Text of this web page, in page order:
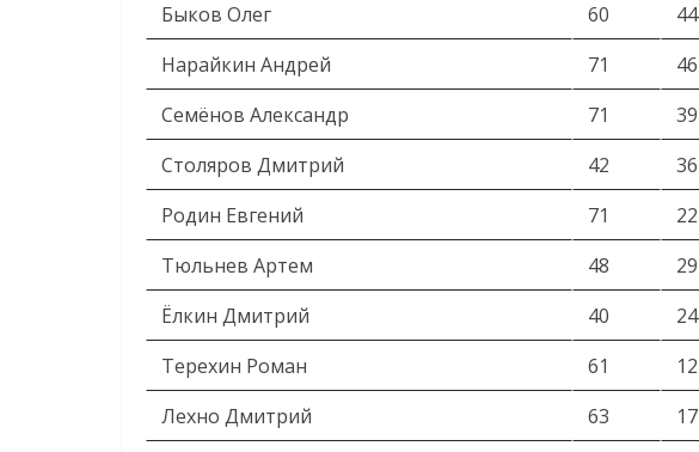
Быков Олег
60 44
Нарайкин Андрей
71 46
Семёнов Александр
71 39
Столяров Дмитрий
42 36
Родин Евгений
71 22
Тюльнев Артем
48 29
Ёлкин Дмитрий
40 24
Терехин Роман
61 12
Лехно Дмитрий
63 17